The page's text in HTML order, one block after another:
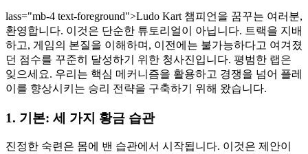
lass="mb-4 text-foreground">Ludo Kart 챔피언을 꿈꾸는 여러분,
환영합니다. 이것은 단순한 튜토리얼이 아닙니다. 트랙을 지배
하고, 게임의 본질을 이해하며, 이전에는 불가능하다고 여겨졌
던 점수를 꾸준히 달성하기 위한 청사진입니다. 평범한 랩은
잊으세요. 우리는 핵심 메커니즘을 활용하고 경쟁을 넘어 플레
이를 향상시키는 승리 전략을 구축하기 위해 왔습니다.
1. 기본: 세 가지 황금 습관
진정한 숙련은 몸에 밴 습관에서 시작됩니다. 이것은 제안이